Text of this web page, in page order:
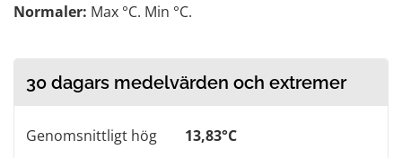
Normaler: Max °C. Min °C.
30 dagars medelvärden och extremer
Genomsnittligt hög
13,83°C